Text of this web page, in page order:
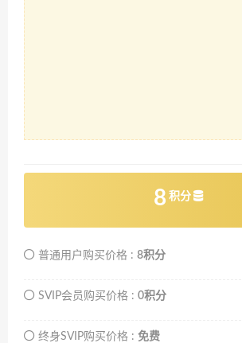
8 积分
普通用户购买价格 : 8积分
SVIP会员购买价格 : 0积分
终身SVIP购买价格 : 免费